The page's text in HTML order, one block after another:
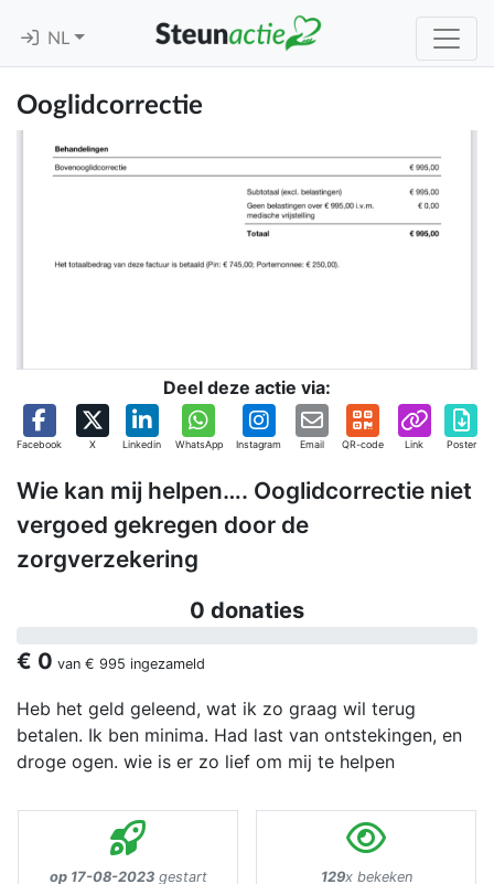
NL
Ooglidcorrectie
Deel deze actie via:
Facebook X Linkedin WhatsApp Instagram Email QR-code Link Poster
Wie kan mij helpen…. Ooglidcorrectie niet
vergoed gekregen door de
zorgverzekering
0 donaties
€ 0 van € 995 ingezameld
Heb het geld geleend, wat ik zo graag wil terug
betalen. Ik ben minima. Had last van ontstekingen, en
droge ogen. wie is er zo lief om mij te helpen
op 17-08-2023gestart 129x bekeken